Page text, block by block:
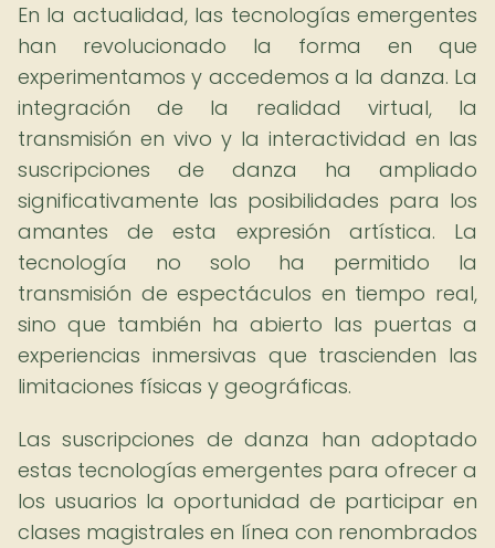
En la actualidad, las tecnologías emergentes
han revolucionado la forma en que
experimentamos y accedemos a la danza. La
integración de la realidad virtual, la
transmisión en vivo y la interactividad en las
suscripciones de danza ha ampliado
significativamente las posibilidades para los
amantes de esta expresión artística. La
tecnología no solo ha permitido la
transmisión de espectáculos en tiempo real,
sino que también ha abierto las puertas a
experiencias inmersivas que trascienden las
limitaciones físicas y geográficas.
Las suscripciones de danza han adoptado
estas tecnologías emergentes para ofrecer a
los usuarios la oportunidad de participar en
clases magistrales en línea con renombrados